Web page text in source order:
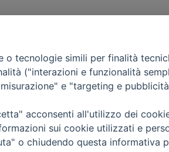
o tecnologie simili per finalità
("interazioni e funzionalità
e "targeting e
acconsenti all'utilizzo dei
sui cookie utilizzati e
o chiudendo questa informativa